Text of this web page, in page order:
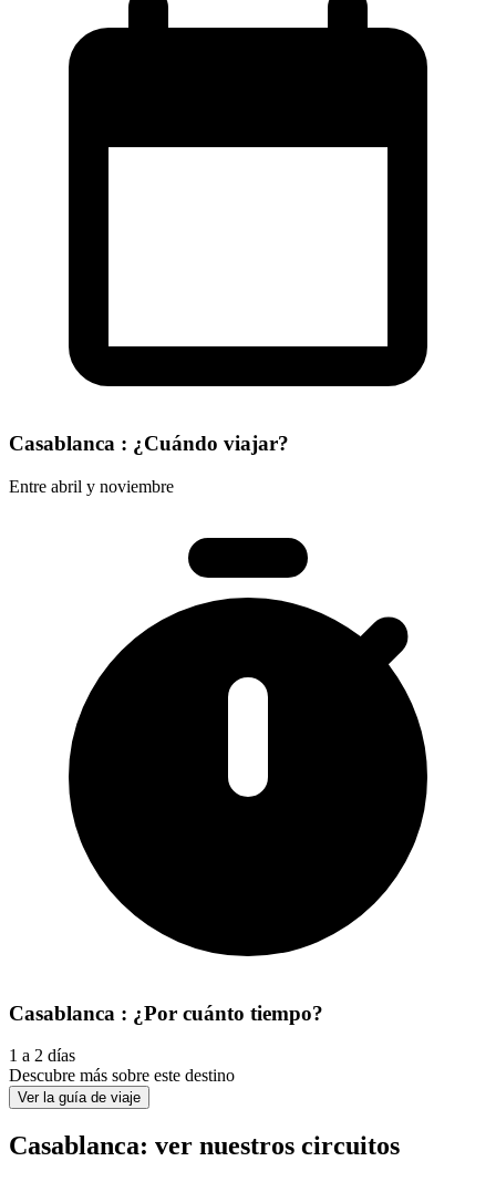
Casablanca : ¿Cuándo viajar?
Entre abril y noviembre
Casablanca : ¿Por cuánto tiempo?
1 a 2 días
Descubre más sobre este destino
Ver la guía de viaje
Casablanca: ver nuestros circuitos